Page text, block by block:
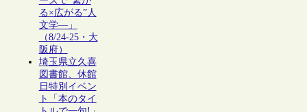
る×広がる”人
文学―」
（8/24-25・大
阪府）
埼玉県立久喜
図書館、休館
日特別イベン
ト「本のタイ